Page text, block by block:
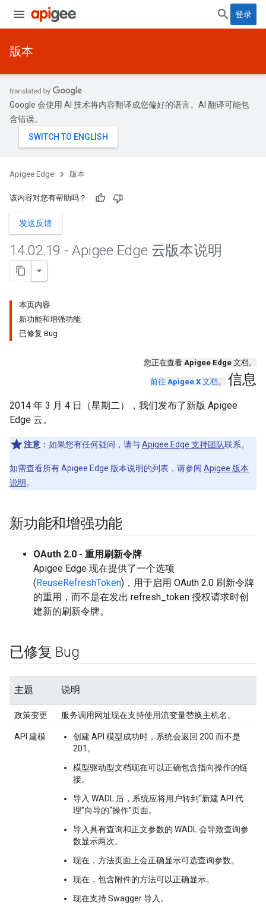
登录
版本
Google 会使用 AI 技术将内容翻译成您偏好的语言。AI 翻译可能包
含错误。
Apigee Edge 版本
该内容对您有帮助吗？
发送反馈
14.02.19 - Apigee Edge 云版本说明
本页内容
新功能和增强功能
已修复 Bug
您正在查看 Apigee Edge 文档。
前往 Apigee X 文档。 信息
2014 年 3 月 4 日（星期二），我们发布了新版 Apigee
Edge 云。
注意 ：如果您有任何疑问，请与Apigee Edge 支持团队联系。
如需查看所有 Apigee Edge 版本说明的列表，请参阅 Apigee 版本
说明 。
新功能和增强功能
OAuth 2.0 - 重用刷新令牌
Apigee Edge 现在提供了一个选项
(ReuseRefreshToken)，用于启用 OAuth 2.0 刷新令牌
的重用，而不是在发出 refresh_token 授权请求时创
建新的刷新令牌。
已修复 Bug
主题 说明
政策变更 服务调用网址现在支持使用流变量替换主机名。
API 建模
创建 API 模型成功时，系统会返回 200 而不是
201。
模型驱动型文档现在可以正确包含指向操作的链
接。
导入 WADL 后，系统应将用户转到“新建 API 代
理”向导的“操作”页面。
导入具有查询和正文参数的 WADL 会导致查询参
数显示两次。
现在，方法页面上会正确显示可选查询参数。
现在，包含附件的方法可以正确显示。
现在支持 Swagger 导入。